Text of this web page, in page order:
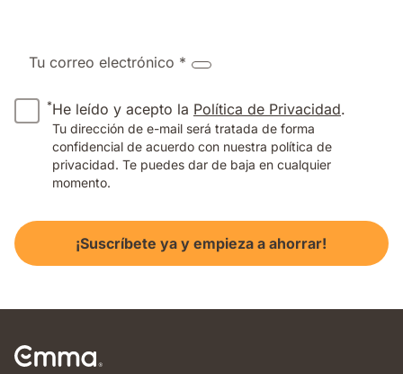
Tu correo electrónico *
*He leído y acepto la Política de Privacidad.
Tu dirección de e-mail será tratada de forma
confidencial de acuerdo con nuestra política de
privacidad. Te puedes dar de baja en cualquier
momento.
¡Suscríbete ya y empieza a ahorrar!